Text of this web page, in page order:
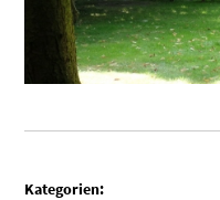
Kategorien: